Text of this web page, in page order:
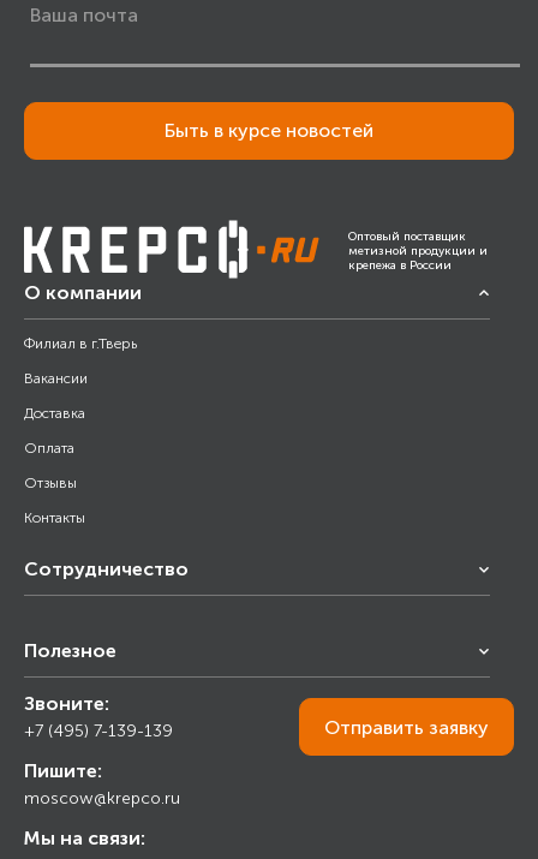
Быть в курсе новостей
Оптовый поставщик
метизной продукции и
крепежа в России
О компании
Филиал в г.Тверь
Вакансии
Доставка
Оплата
Отзывы
Контакты
Сотрудничество
Снабжение строительства
Торговым организациям
Полезное
Калькулятор
Прайс лист
Ответы на вопросы
Блог
Звоните:
+7 (495) 7-139-139
Пишите:
moscow@krepco.ru
Мы на связи:
Отправить заявку